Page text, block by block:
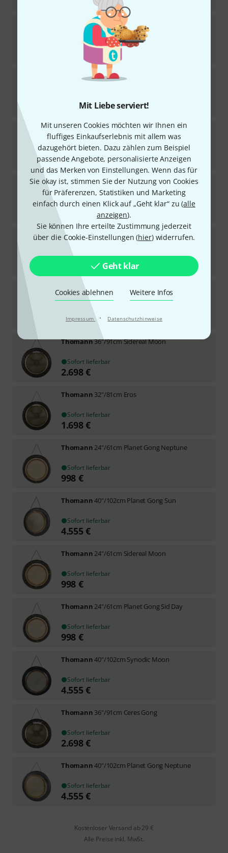
Mit Liebe serviert!
Mit unseren Cookies möchten wir Ihnen ein
fluffiges Einkaufserlebnis mit allem was
dazugehört bieten. Dazu zählen zum Beispiel
passende Angebote, personalisierte Anzeigen
und das Merken von Einstellungen. Wenn das für
Sie okay ist, stimmen Sie der Nutzung von Cookies
für Präferenzen, Statistiken und Marketing
einfach durch einen Klick auf „Geht klar“ zu (alle
anzeigen).
Sie können Ihre erteilte Zustimmung jederzeit
über die Cookie-Einstellungen (hier) widerrufen.
Geht klar
Cookies ablehnen Weitere Infos
Impressum · Datenschutzhinweise
Thomann28"/71cm Planet Gong Chiron
Sofort lieferbar
Thomann28"/71cm Planet Gong Sid Day
1.398€
Thomann24"/61cm Planet Gong Uranus
Sofort lieferbar
998 €
Thomann32"/81cm Orion
Sofort lieferbar
Thomann32"/81cm Planet Gong Mars
Sofort lieferbar
Thomann 24"/61cm Synodic Moon
Sofort lieferbar
998€
Thomann36"/91cm Sidereal Moon
Sofort lieferbar
2.698€
Thomann 32"/81cm Eros
Sofort lieferbar
1.698€
Thomann 24"/61cm Planet Gong Neptune
Sofort lieferbar
998 €
Thomann40"/102cm Planet Gong Sun
Sofort lieferbar
4.555€
Thomann 24"/61cm Sidereal Moon
Sofort lieferbar
998 €
Thomann 24"/61cm Planet Gong Sid Day
Sofort lieferbar
998 €
Thomann40"/102cm Synodic Moon
Sofort lieferbar
4.555€
Thomann 36"/91cm Ceres Gong
Sofort lieferbar
2.698€
Thomann40"/102cm Planet Gong Neptune
Sofort lieferbar
4.555€
Kostenloser Versand ab 29 €
Alle Preise inkl. MwSt.